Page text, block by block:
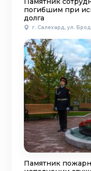
погибшим при
долга
г. Салехард, ул.
Памятник